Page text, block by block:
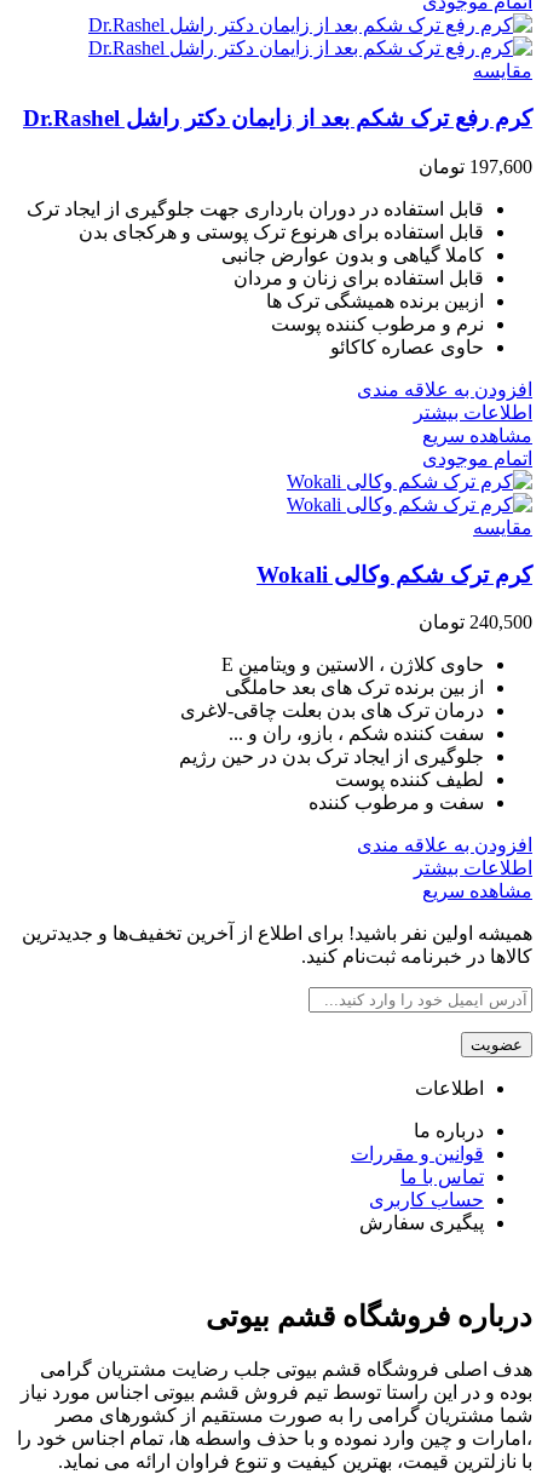
مقایسه
کرم رفع ترک شکم بعد از زایمان دکتر راشل Dr.Rashel
197,600 تومان
قابل استفاده در دوران بارداری جهت جلوگیری از ایجاد ترک
قابل استفاده برای هرنوع ترک پوستی و هرکجای بدن
کاملا گیاهی و بدون عوارض جانبی
قابل استفاده برای زنان و مردان
ازبین برنده همیشگی ترک ها
نرم و مرطوب کننده پوست
حاوی عصاره کاکائو
افزودن به علاقه مندی
اطلاعات بیشتر
مشاهده سریع
اتمام موجودی
مقایسه
کرم ترک شکم وکالی Wokali
240,500 تومان
حاوی کلاژن ، الاستین و ویتامین E
از بین برنده ترک های بعد حاملگی
درمان ترک های بدن بعلت چاقی-لاغری
سفت کننده شکم ، بازو، ران و ...
جلوگیری از ایجاد ترک بدن در حین رژیم
لطیف کننده پوست
سفت و مرطوب کننده
افزودن به علاقه مندی
اطلاعات بیشتر
مشاهده سریع
همیشه اولین نفر باشید! برای اطلاع از آخرین تخفیف‌ها و جدیدترین
کالاها در خبرنامه ثبت‌نام کنید.
اطلاعات
درباره ما
قوانین و مقررات
تماس با ما
حساب کاربری
پیگیری سفارش
درباره فروشگاه قشم بیوتی
هدف اصلی فروشگاه قشم بیوتی جلب رضایت مشتریان گرامی
بوده و در این راستا توسط تیم فروش قشم بیوتی اجناس مورد نیاز
شما مشتریان گرامی را به صورت مستقیم از کشورهای مصر
،امارات و چین وارد نموده و با حذف واسطه ها، تمام اجناس خود را
با نازلترین قیمت، بهترین کیفیت و تنوع فراوان ارائه می نماید.